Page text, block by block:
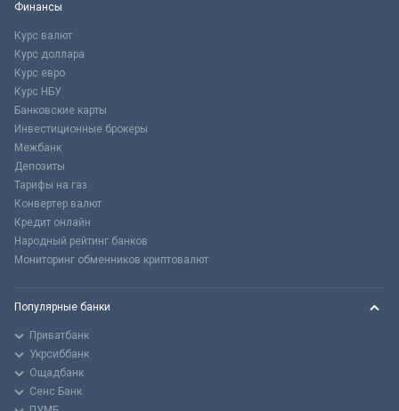
Финансы
Курс валют
Курс доллара
Курс евро
Курс НБУ
Банковские карты
Инвестиционные брокеры
Межбанк
Депозиты
Тарифы на газ
Конвертер валют
Кредит онлайн
Народный рейтинг банков
Мониторинг обменников криптовалют
Популярные банки
Приватбанк
Укрсиббанк
Ощадбанк
Сенс Банк